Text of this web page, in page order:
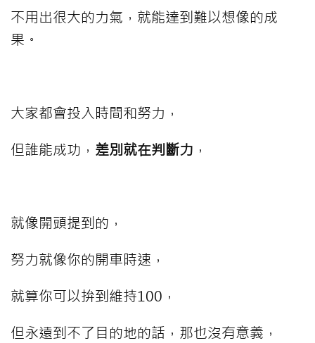
不用出很大的力氣，就能達到難以想像的成
果。
大家都會投入時間和努力，
但誰能成功， 差別就在判斷力 ，
就像開頭提到的，
努力就像你的開車時速，
就算你可以拚到維持100，
但永遠到不了目的地的話，那也沒有意義，